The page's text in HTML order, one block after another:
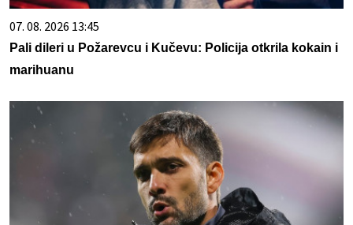
07. 08. 2026 13:45
Pali dileri u Požarevcu i Kučevu: Policija otkrila kokain i
marihuanu